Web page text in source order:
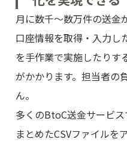
月に数千～数万件の送金
口座情報を取得・入力し
を手作業で実施したりす
がかかります。担当者の
ん。
多くのBtoC送金サービ
まとめたCSVファイルを